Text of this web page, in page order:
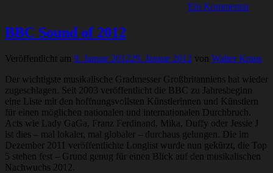
Ein Kommentar
BBC Sound of 2012
Veröffentlicht am 9. Januar 201229. Januar 2012 von Walter Kraus
Der wichtigste musikalische Gradmesser Großbritanniens hat wieder
zugeschlagen. Seit 2003 veröffentlicht die BBC zu Jahresbeginn
eine Liste mit den hoffnungsvollsten Künstlerinnen und Künstlern
für einen möglichen nationalen und internationalen Durchbruch.
Acts wie Lady GaGa, Franz Ferdinand, Mika, Duffy oder Jessie J
ist dies – mal lokaler, mal globaler – durchaus gelungen. Die im
Dezember 2011 veröffentlichte Longlist wurde nun gekürzt, die Top
5 stehen fest – Grund genug für einen Blick auf den musikalischen
Nachwuchs 2012.